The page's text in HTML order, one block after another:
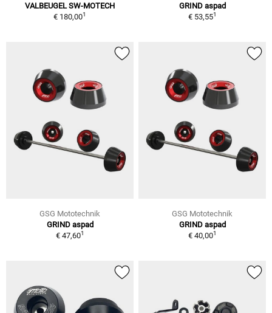
VALBEUGEL SW-MOTECH
€ 180,001
GRIND aspad
€ 53,551
GSG Mototechnik
GRIND aspad
€ 47,601
GSG Mototechnik
GRIND aspad
€ 40,001